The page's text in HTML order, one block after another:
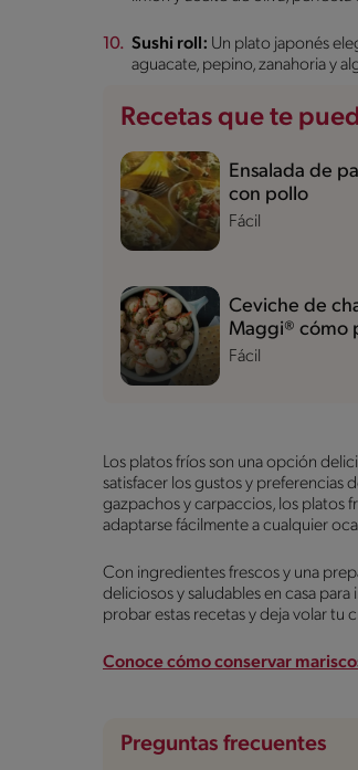
Sushi roll: Un plato japonés
aguacate, pepino, zanahoria y
Recetas que te
Fácil
Ensalada de
con pollo
Fácil
Ceviche de
Maggi® cómo
Los platos fríos son una opción
satisfacer los gustos y preferencias
gazpachos y carpaccios, los platos
adaptarse fácilmente a cualquier
Con ingredientes frescos y una
deliciosos y saludables en casa
probar estas recetas y deja volar tu
Conoce cómo conservar
Preguntas frecuentes